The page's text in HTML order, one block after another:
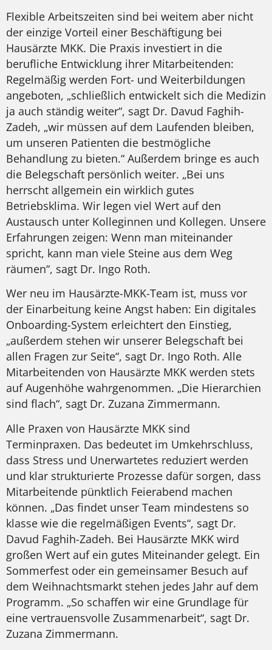
Flexible Arbeitszeiten sind bei weitem aber nicht
der einzige Vorteil einer Beschäftigung bei
Hausärzte MKK. Die Praxis investiert in die
berufliche Entwicklung ihrer Mitarbeitenden:
Regelmäßig werden Fort- und Weiterbildungen
angeboten, „schließlich entwickelt sich die Medizin
ja auch ständig weiter“, sagt Dr. Davud Faghih-
Zadeh, „wir müssen auf dem Laufenden bleiben,
um unseren Patienten die bestmögliche
Behandlung zu bieten.“ Außerdem bringe es auch
die Belegschaft persönlich weiter. „Bei uns
herrscht allgemein ein wirklich gutes
Betriebsklima. Wir legen viel Wert auf den
Austausch unter Kolleginnen und Kollegen. Unsere
Erfahrungen zeigen: Wenn man miteinander
spricht, kann man viele Steine aus dem Weg
räumen“, sagt Dr. Ingo Roth.
Wer neu im Hausärzte-MKK-Team ist, muss vor
der Einarbeitung keine Angst haben: Ein digitales
Onboarding-System erleichtert den Einstieg,
„außerdem stehen wir unserer Belegschaft bei
allen Fragen zur Seite“, sagt Dr. Ingo Roth. Alle
Mitarbeitenden von Hausärzte MKK werden stets
auf Augenhöhe wahrgenommen. „Die Hierarchien
sind flach“, sagt Dr. Zuzana Zimmermann.
Alle Praxen von Hausärzte MKK sind
Terminpraxen. Das bedeutet im Umkehrschluss,
dass Stress und Unerwartetes reduziert werden
und klar strukturierte Prozesse dafür sorgen, dass
Mitarbeitende pünktlich Feierabend machen
können. „Das findet unser Team mindestens so
klasse wie die regelmäßigen Events“, sagt Dr.
Davud Faghih-Zadeh. Bei Hausärzte MKK wird
großen Wert auf ein gutes Miteinander gelegt. Ein
Sommerfest oder ein gemeinsamer Besuch auf
dem Weihnachtsmarkt stehen jedes Jahr auf dem
Programm. „So schaffen wir eine Grundlage für
eine vertrauensvolle Zusammenarbeit“, sagt Dr.
Zuzana Zimmermann.